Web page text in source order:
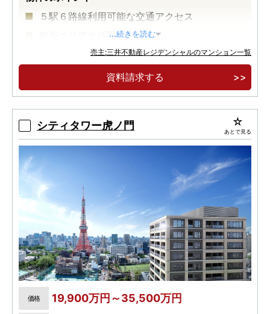
５駅６路線利用可能な交通アクセス
銀座エリア生活圏
大規模再開発が進む築地エリア
...続きを読む
売主:三井不動産レジデンシャルのマンション一覧
資料請求する
シティタワー虎ノ門 あとで見る
価格 19,900万円～35,500万円